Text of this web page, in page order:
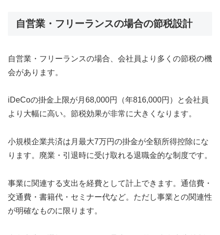
自営業・フリーランスの場合の節税設計
自営業・フリーランスの場合、会社員より多くの節税の機
会があります。
iDeCoの掛金上限が月68,000円（年816,000円）と会社員
より大幅に高い。節税効果が非常に大きくなります。
小規模企業共済は月最大7万円の掛金が全額所得控除にな
ります。廃業・引退時に受け取れる退職金的な制度です。
事業に関連する支出を経費として計上できます。通信費・
交通費・書籍代・セミナー代など。ただし事業との関連性
が明確なものに限ります。